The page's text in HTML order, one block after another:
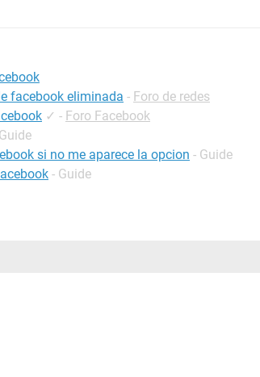
facebook eliminada - Foro de redes
✓ - Foro Facebook
si no me aparece la opcion - Guide
- Guide